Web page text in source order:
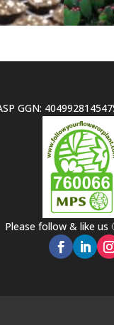
GGN:
Please follow & like us